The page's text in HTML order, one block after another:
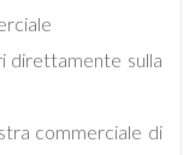
direttamente sulla
commerciale di